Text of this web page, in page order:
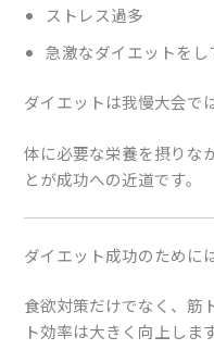
ストレス過多
急激なダイエットをし
ダイエットは我慢大会で
体に必要な栄養を摂りな
とが成功への近道です。
ダイエット成功のために
食欲対策だけでなく、筋
ト効率は大きく向上します